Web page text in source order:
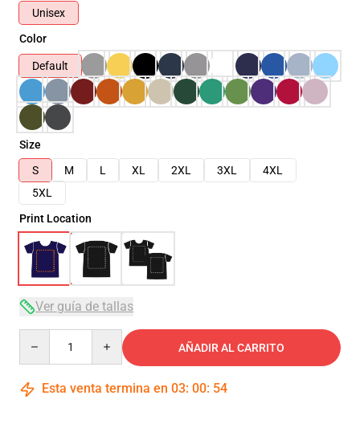
Unisex
Color
Default
Size
S
M L XL 2XL 3XL
4XL
5XL
Print Location
Ver guía de tallas
AÑADIR AL CARRITO
Esta venta termina en 03: 00: 53